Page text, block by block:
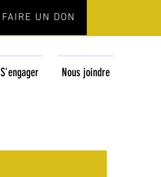
FAIRE UN DON
S'engager Nous joindre